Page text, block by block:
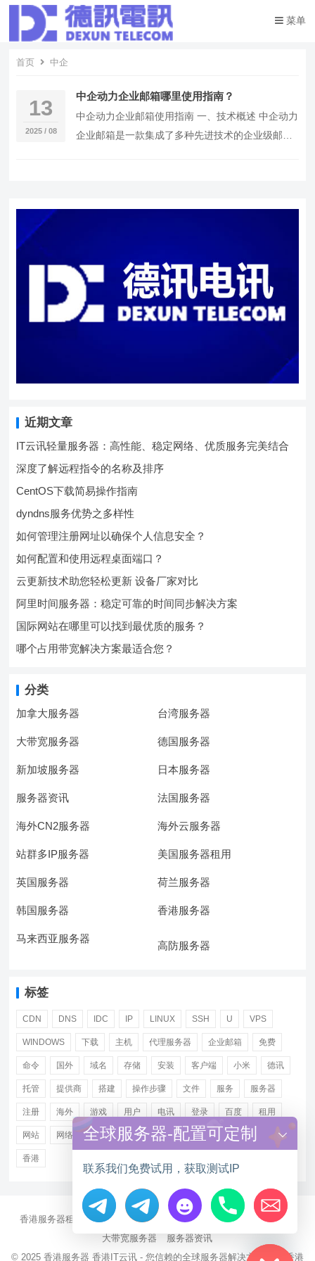
菜单
首页 中企
13
2025 / 08
中企动力企业邮箱哪里使用指南？
中企动力企业邮箱使用指南 一、技术概述 中企动力
企业邮箱是一款集成了多种先进技术的企业级邮箱
近期文章
IT云讯轻量服务器：高性能、稳定网络、优质服务完美结合
深度了解远程指令的名称及排序
CentOS下载简易操作指南
dyndns服务优势之多样性
如何管理注册网址以确保个人信息安全？
如何配置和使用远程桌面端口？
云更新技术助您轻松更新 设备厂家对比
阿里时间服务器：稳定可靠的时间同步解决方案
国际网站在哪里可以找到最优质的服务？
哪个占用带宽解决方案最适合您？
分类
加拿大服务器 台湾服务器
大带宽服务器 德国服务器
新加坡服务器 日本服务器
服务器资讯 法国服务器
海外CN2服务器 海外云服务器
站群多IP服务器 美国服务器租用
英国服务器 荷兰服务器
韩国服务器 香港服务器
马来西亚服务器
高防服务器
标签
CDN DNS IDC IP LINUX SSH U VPS
WINDOWS 下载 主机 代理服务器 企业邮箱 免费
命令 国外 域名 存储 安装 客户端 小米 德讯
托管 提供商 搭建 操作步骤 文件 服务 服务器
注册 海外 游戏 用户 电讯 登录 百度 租用
网站 网络 腾讯 虚拟主机 证书 配置 阿里
香港
香港服务器租用 海外CN2服务器 站群多IP服务器
海外云服务器
大带宽服务器
服务器资讯
© 2025 香港服务器 香港IT云讯 - 您信赖的全球服务器解决方案伙伴 香港
Hide chaty
全球服务器-配置可定制
联系我们免费试用，获取测试IP